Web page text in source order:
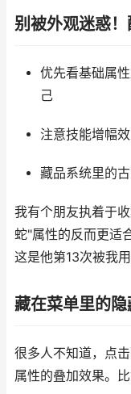
别被外观迷惑
优先看基础属
己
注意技能增幅
藏品系统里的
我有个朋友执着于
蛇"属性的反而更适
这是他第13次被我
藏在菜单里的
很多人不知道，点
属性的叠加效果。比